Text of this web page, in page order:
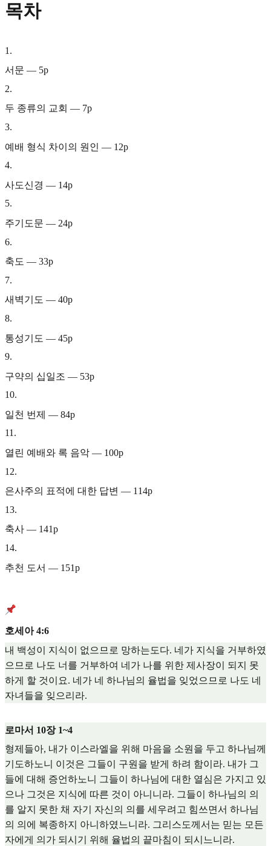
목차
1 .
서문 — 5p
2.
두 종류의 교회 — 7p
3.
예배 형식 차이의 원인 — 12p
4.
사도신경 — 14p
5.
주기도문 — 24p
6.
축도 — 33p
7.
새벽기도 — 40p
8.
통성기도 — 45p
9.
구약의 십일조 — 53p
10.
일천 번제 — 84p
11.
열린 예배와 록 음악 — 100p
12.
은사주의 표적에 대한 답변 — 114p
13.
축사 — 141p
14.
추천 도서 — 151p
호세아 4:6
내 백성이 지식이 없으므로 망하는도다. 네가 지식을 거부하였
으므로 나도 너를 거부하여 네가 나를 위한 제사장이 되지 못
하게 할 것이요. 네가 네 하나님의 율법을 잊었으므로 나도 네
자녀들을 잊으리라.
로마서 10장 1~4
형제들아, 내가 이스라엘을 위해 마음을 소원을 두고 하나님께
기도하노니 이것은 그들이 구원을 받게 하려 함이라. 내가 그
들에 대해 증언하노니 그들이 하나님에 대한 열심은 가지고 있
으나 그것은 지식에 따른 것이 아니니라. 그들이 하나님의 의
를 알지 못한 채 자기 자신의 의를 세우려고 힘쓰면서 하나님
의 의에 복종하지 아니하였느니라. 그리스도께서는 믿는 모든
자에게 의가 되시기 위해 율법의 끝마침이 되시느니라.